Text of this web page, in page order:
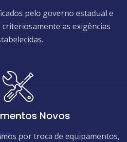
pelo governo estadual e
as exigências
Novos
por troca de equipamentos,